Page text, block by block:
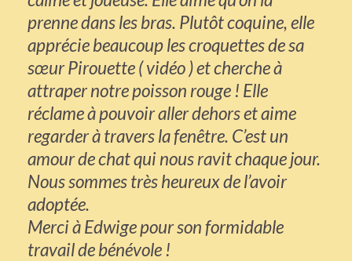
prenne dans les bras. Plutôt coquine, elle
apprécie beaucoup les croquettes de sa
sœur Pirouette ( vidéo ) et cherche à
attraper notre poisson rouge ! Elle
réclame à pouvoir aller dehors et aime
regarder à travers la fenêtre. C’est un
amour de chat qui nous ravit chaque jour.
Nous sommes très heureux de l’avoir
adoptée.
Merci à Edwige pour son formidable
travail de bénévole !